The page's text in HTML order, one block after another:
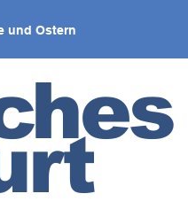
und Ostern